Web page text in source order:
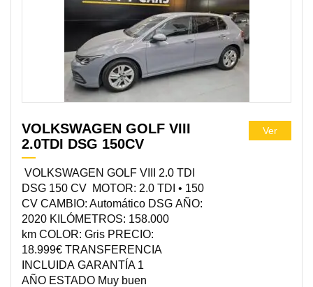
VOLKSWAGEN GOLF VIII
2.0TDI DSG 150CV
VOLKSWAGEN GOLF VIII 2.0 TDI
DSG 150 CV MOTOR: 2.0 TDI • 150
CV CAMBIO: Automático DSG AÑO:
2020 KILÓMETROS: 158.000
km COLOR: Gris PRECIO:
18.999€ TRANSFERENCIA
INCLUIDA GARANTÍA 1
AÑO ESTADO Muy buen
Ver